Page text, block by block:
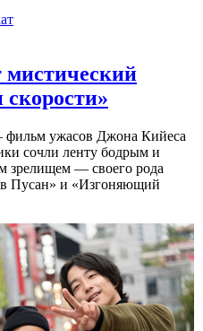
фильм ужасов Джона Кийеса
сочли ленту бодрым и
зрелищeм — своего рода
Пусан» и «Изгоняющий